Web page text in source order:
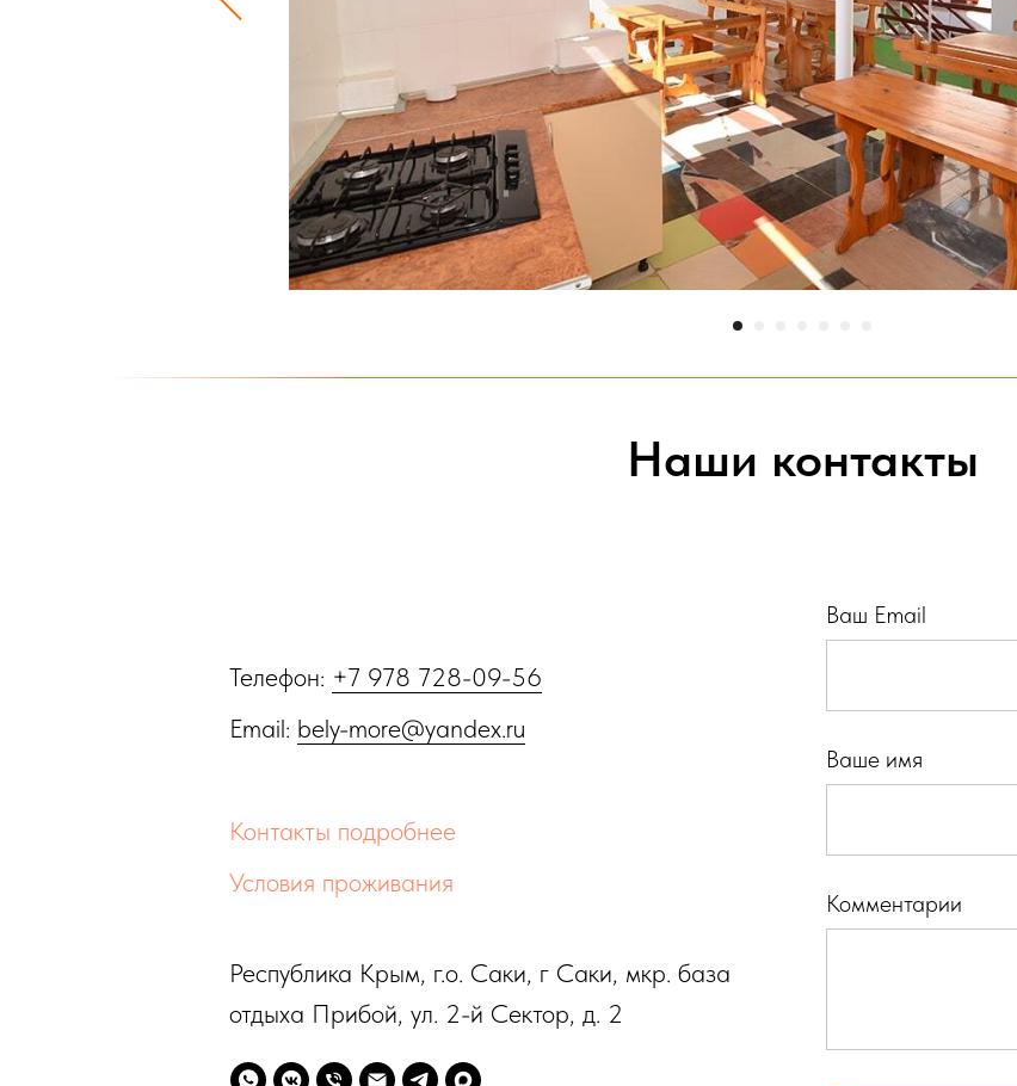
Наши контакты
Телефон: +7 978 728-09-56
Email: bely-more@yandex.ru
Контакты подробнее
Условия проживания
Республика Крым, г.о. Саки, г Саки, мкр. база
отдыха Прибой, ул. 2-й Сектор, д. 2
Ваш Email
Ваше имя
Комментарии